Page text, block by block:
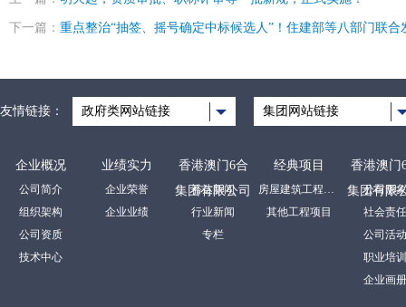
下一篇： 重点整治“抽签、摇号确定中标候选人”！住建部等八部门联
友情链接： 政府类网站链接 集团网站链接
企业概况
公司简介
组织架构
公司资质
技术中心
业绩实力
企业荣誉
企业业绩
香港澳门6合
集团有限公司
裕达新闻
行业新闻
专栏
经典项目
房屋建筑工程项目
其他工程项目
香港澳门
集团有限
公司形象
社会责任
公司活动
职业培训
企业画册